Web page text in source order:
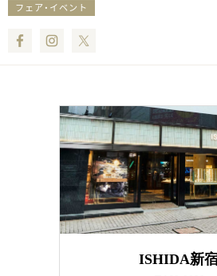
フェア・イベント
FacebookInstagram
ISHIDA新